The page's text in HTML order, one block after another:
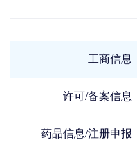
工商信息
许可/备案信息
药品信息/注册申报